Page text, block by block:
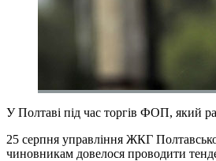
У Полтаві під час торгів ФОП, який
25 серпня управління ЖКГ
чиновникам довелося проводити